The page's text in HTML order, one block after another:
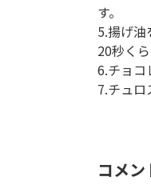
す。
5.揚げ油
20秒く
6.チョコ
7.チュロ
コメン